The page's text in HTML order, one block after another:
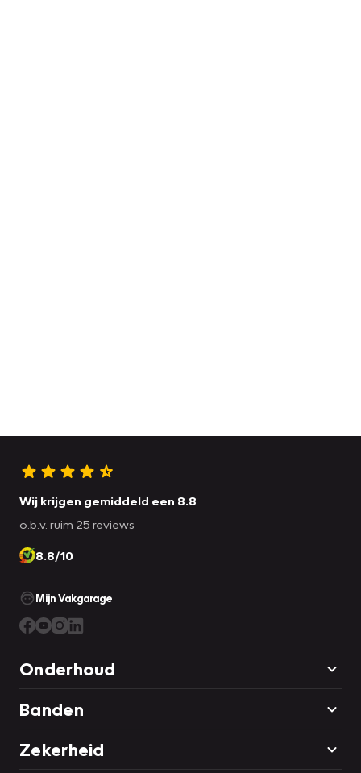
Wij krijgen gemiddeld een 8.8
o.b.v. ruim 25 reviews
8.8/10
Mijn Vakgarage
Onderhoud
Banden
Zekerheid